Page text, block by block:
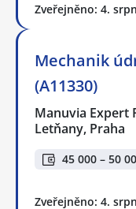
Zveřejněno: 4.
Mechanik
(A11330)
Manuvia Expert
Letňany, Praha
45 000 – 50
Zveřejněno: 4.